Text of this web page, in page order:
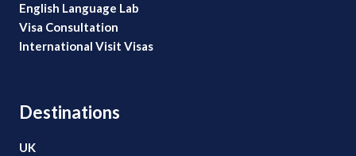
English Language Lab
Visa Consultation
International Visit Visas
Destinations
UK